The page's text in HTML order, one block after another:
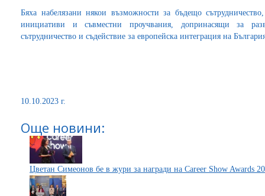
Бяха набелязани някои възможности за бъдещо
инициативи и съвместни проучвания, допринасящи за
сътрудничество и съдействие за европейска интеграция на
10.10.2023 г.
Още новини:
Цветан Симеонов бе в жури за награди на Career Show Awards